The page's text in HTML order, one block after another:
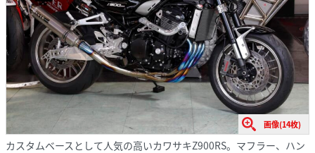
画像(14枚)
カスタムベースとして人気の高いカワサキZ900RS。マフラー、ハン